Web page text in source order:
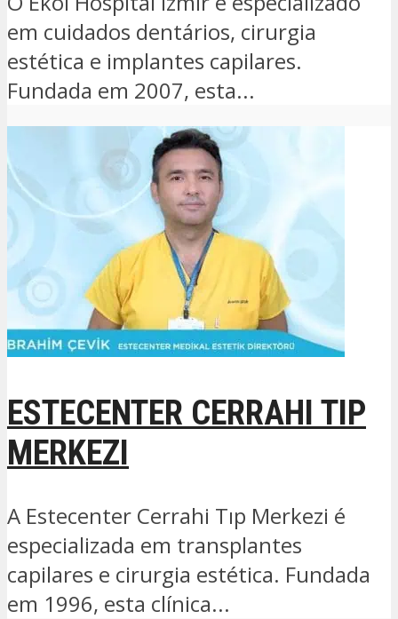
em cuidados dentários, cirurgia
estética e implantes capilares.
Fundada em 2007, esta...
ESTECENTER CERRAHI TIP
MERKEZI
A Estecenter Cerrahi Tıp Merkezi é
especializada em transplantes
capilares e cirurgia estética. Fundada
em 1996, esta clínica...